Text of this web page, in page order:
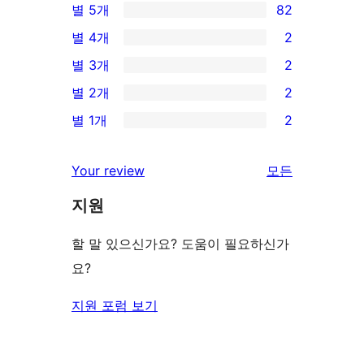
82/5-
별
점
후
기
별 5개 82
2/4-
별
점
후
별 4개 2
2/3-
별
점
기
별 3개 2
2/2-
별
후
기
별 2개 2
2/1-
점
후
별 1개 2
Your review 모든
지원
할 말 있으신가요? 도움이 필요하신가
요?
지원 포럼 보기